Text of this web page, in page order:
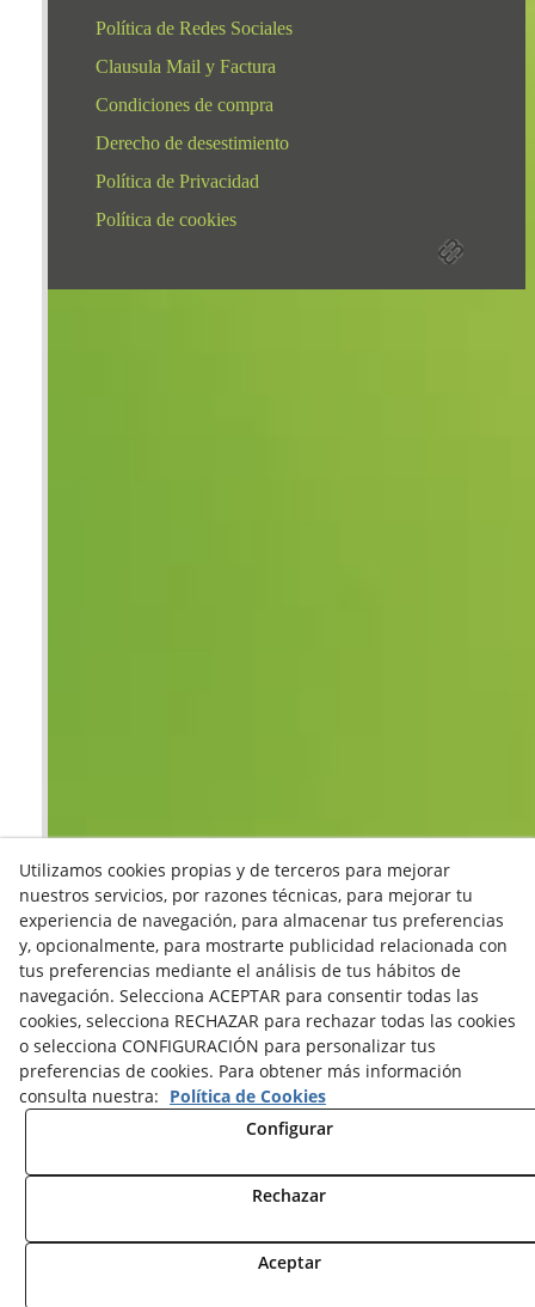
Política de Redes Sociales
Clausula Mail y Factura
Condiciones de compra
Derecho de desestimiento
Política de Privacidad
Política de cookies
Utilizamos cookies propias y de terceros para mejorar
nuestros servicios, por razones técnicas, para mejorar tu
experiencia de navegación, para almacenar tus preferencias
y, opcionalmente, para mostrarte publicidad relacionada con
tus preferencias mediante el análisis de tus hábitos de
navegación. Selecciona ACEPTAR para consentir todas las
cookies, selecciona RECHAZAR para rechazar todas las cookies
o selecciona CONFIGURACIÓN para personalizar tus
preferencias de cookies. Para obtener más información
consulta nuestra: Política de Cookies
Configurar
Rechazar
Aceptar